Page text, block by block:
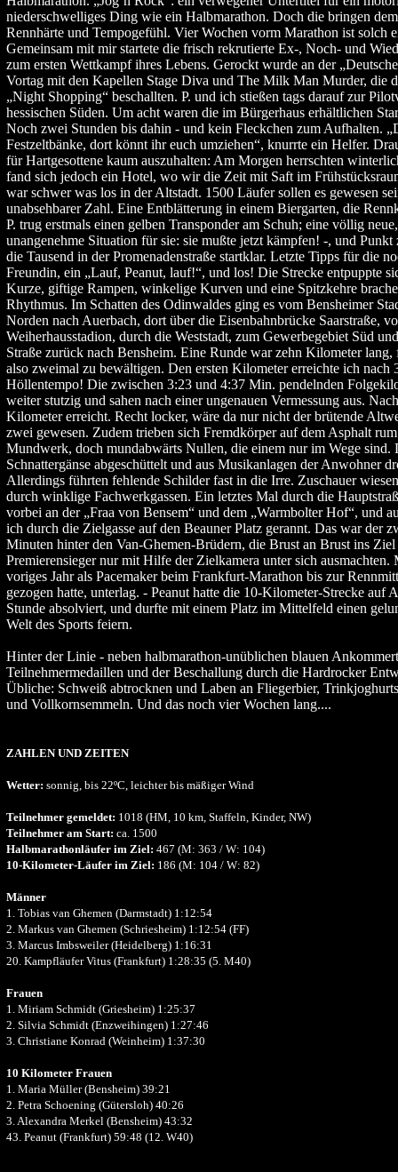
niederschwelliges Ding wie ein Halbmarathon. Doch die bringen
Rennhärte und Tempogefühl. Vier Wochen vorm Marathon ist solch
Gemeinsam mit mir startete die frisch rekrutierte Ex-, Noch- und
zum ersten Wettkampf ihres Lebens. Gerockt wurde an der
Vortag mit den Kapellen Stage Diva und The Milk Man Murder, die
„Night Shopping“ beschallten. P. und ich stießen tags darauf zur
hessischen Süden. Um acht waren die im Bürgerhaus erhältlichen
Noch zwei Stunden bis dahin - und kein Fleckchen zum Aufhalten.
Festzeltbänke, dort könnt ihr euch umziehen“, knurrte ein Helfer.
für Hartgesottene kaum auszuhalten: Am Morgen herrschten
fand sich jedoch ein Hotel, wo wir die Zeit mit Saft im
war schwer was los in der Altstadt. 1500 Läufer sollen es gewesen
unabsehbarer Zahl. Eine Entblätterung in einem Biergarten, die
P. trug erstmals einen gelben Transponder am Schuh; eine völlig
unangenehme Situation für sie: sie mußte jetzt kämpfen! -, und
die Tausend in der Promenadenstraße startklar. Letzte Tipps für die
Freundin, ein „Lauf, Peanut, lauf!“, und los! Die Strecke entpuppte
Kurze, giftige Rampen, winkelige Kurven und eine Spitzkehre
Rhythmus. Im Schatten des Odinwaldes ging es vom Bensheimer
Norden nach Auerbach, dort über die Eisenbahnbrücke Saarstraße,
Weiherhausstadion, durch die Weststadt, zum Gewerbegebiet Süd
Straße zurück nach Bensheim. Eine Runde war zehn Kilometer
also zweimal zu bewältigen. Den ersten Kilometer erreichte ich nach
Höllentempo! Die zwischen 3:23 und 4:37 Min. pendelnden
weiter stutzig und sahen nach einer ungenauen Vermessung aus.
Kilometer erreicht. Recht locker, wäre da nur nicht der brütende
zwei gewesen. Zudem trieben sich Fremdkörper auf dem Asphalt
Mundwerk, doch mundabwärts Nullen, die einem nur im Wege sind.
Schnattergänse abgeschüttelt und aus Musikanlagen der Anwohner
Allerdings führten fehlende Schilder fast in die Irre. Zuschauer
durch winklige Fachwerkgassen. Ein letztes Mal durch die
vorbei an der „Fraa von Bensem“ und dem „Warmbolter Hof“, und
ich durch die Zielgasse auf den Beauner Platz gerannt. Das war der
Minuten hinter den Van-Ghemen-Brüdern, die Brust an Brust ins
Premierensieger nur mit Hilfe der Zielkamera unter sich ausmachten.
voriges Jahr als Pacemaker beim Frankfurt-Marathon bis zur
gezogen hatte, unterlag. - Peanut hatte die 10-Kilometer-Strecke auf
Stunde absolviert, und durfte mit einem Platz im Mittelfeld einen
Welt des Sports feiern.
Hinter der Linie - neben halbmarathon-unüblichen blauen
Teilnehmermedaillen und der Beschallung durch die Hardrocker
Übliche: Schweiß abtrocknen und Laben an Fliegerbier,
und Vollkornsemmeln. Und das noch vier Wochen lang....
ZAHLEN UND ZEITEN
Wetter: sonnig, bis 22ºC, leichter bis mäßiger Wind
Teilnehmer gemeldet: 1018 (HM, 10 km, Staffeln, Kinder, NW)
Teilnehmer am Start: ca. 1500
Halbmarathonläufer im Ziel: 467 (M: 363 / W: 104)
10-Kilometer-Läufer im Ziel: 186 (M: 104 / W: 82)
Männer
1. Tobias van Ghemen (Darmstadt) 1:12:54
2. Markus van Ghemen (Schriesheim) 1:12:54 (FF)
3. Marcus Imbsweiler (Heidelberg) 1:16:31
20. Kampfläufer Vitus (Frankfurt) 1:28:35 (5. M40)
Frauen
1. Miriam Schmidt (Griesheim) 1:25:37
2. Silvia Schmidt (Enzweihingen) 1:27:46
3. Christiane Konrad (Weinheim) 1:37:30
10 Kilometer Frauen
1. Maria Müller (Bensheim) 39:21
2. Petra Schoening (Gütersloh) 40:26
3. Alexandra Merkel (Bensheim) 43:32
43. Peanut (Frankfurt) 59:48 (12. W40)